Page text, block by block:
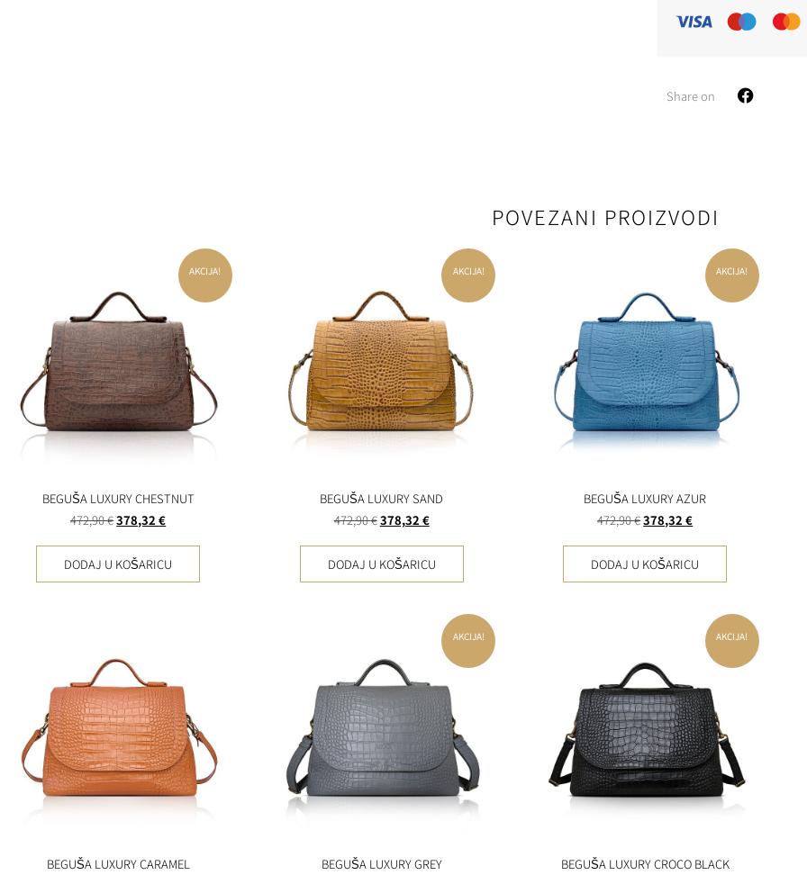
Share on
POVEZANI PROIZVODI
AKCIJA!
BEGUŠA LUXURY CHESTNUT
472,90€378,32€
DODAJ U KOŠARICU
AKCIJA!
BEGUŠA LUXURY SAND
472,90€378,32 €
DODAJ U KOŠARICU
AKCIJA!
BEGUŠA LUXURY AZUR
472,90€378,32€
DODAJ U KOŠARICU
BEGUŠA LUXURY CARAMEL
AKCIJA!
BEGUŠA LUXURY GREY
AKCIJA!
BEGUŠA LUXURY CROCO BLACK